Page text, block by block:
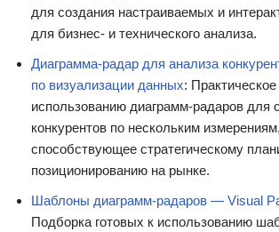
для создания настраиваемых и
для бизнес- и технического анализа.
Диаграмма-радар для анализа
по визуализации данных:
использованию диаграмм-радаров для
конкурентов по нескольким измерениям,
способствующее стратегическому
позиционированию на рынке.
Шаблоны диаграмм-радаров — Visual
Подборка готовых к использованию